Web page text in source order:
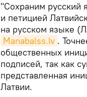
"Сохраним русский
и петицией
на русском языке
Manabalss.lv .
общественных
подписей, так как
представленная
Латвии.